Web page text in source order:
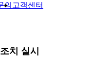
의 고객센터
치 실시